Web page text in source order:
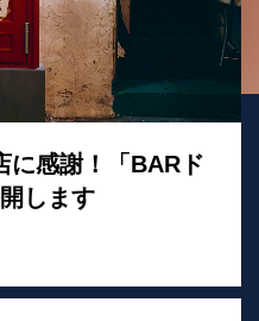
に感謝！「BARド
します